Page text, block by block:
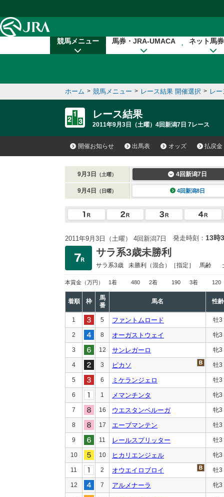
競馬メニュー 馬券・JRA-UMACA ネット馬
ホーム > 競馬メニュー > レース結果 開催選択 > レ
レース結果
2011年9月3日（土曜）4回新潟7日 7レース
開催お知らせ 出馬表 オッズ 払戻金
9月3日 （土曜） 4回新潟7日
9月4日 （日曜） 4回新潟8日
2011年9月3日（土曜） 4回新潟7日 発走時刻： 13時
サラ系3歳未勝利
サラ系3歳 未勝利 （混合）［指定］ 馬齢
本賞金 （万円） 1着 480 2着 190 3着 120
着順 枠
馬
番
馬名 性齢
1 5 ファントムロード 牡3
2 8 オーガストウェイ 牝3
3 12 サンレガーロ 牝3
4 3 ピカソ 牡3
5 6 ミケランジェロ 牡3
6 1 メマンチンタ 牝3
7 16 ウエスタンベルーガ 牝3
8 17 エーブマンテン 牡3
9 11 レールスプリッター 牡3
10 10 ヒカリエンジェル 牝3
11 2 オウエイロブロイ 牡3
12 7 アルメナーラ 牝3